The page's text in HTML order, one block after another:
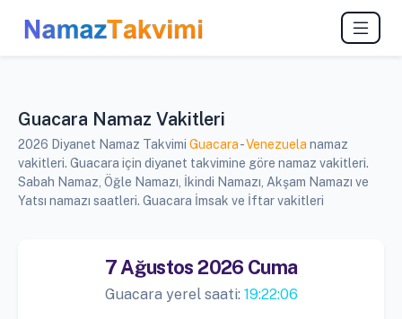
Guacara Namaz Vakitleri
2026 Diyanet Namaz Takvimi Guacara-Venezuela namaz
vakitleri. Guacara için diyanet takvimine göre namaz vakitleri.
Sabah Namaz, Öğle Namazı, İkindi Namazı, Akşam Namazı ve
Yatsı namazı saatleri. Guacara İmsak ve İftar vakitleri
7 Ağustos 2026 Cuma
Guacara yerel saati: 19:22:07